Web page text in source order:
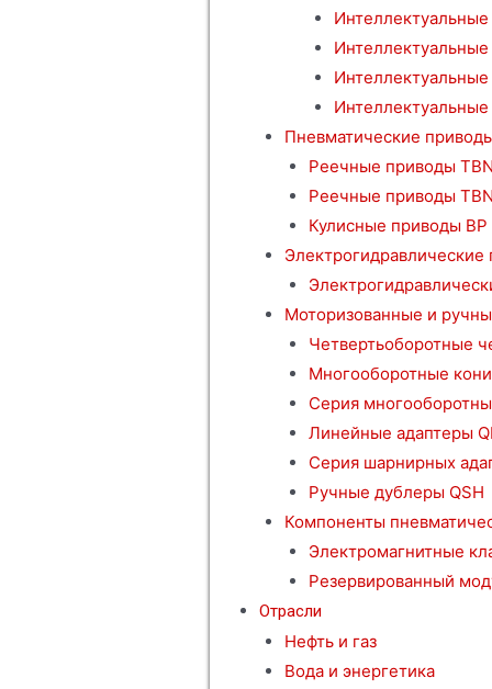
Пневматические
Реечные приводы
Реечные приводы
Кулисные приводы BP
Электрогидравлические
Моторизованные и
Четвертьоборотные
Многооборотные
Серия
Линейные адаптеры
Серия шарнирных
Ручные дублеры QSH
Компоненты
Электромагнитные
Резервированный
Отрасли
Нефть и газ
Вода и энергетика